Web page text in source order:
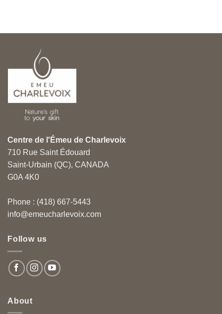
Centre de l'Émeu de Charlevoix
710 Rue Saint Édouard
Saint-Urbain (QC), CANADA
G0A 4K0
Phone : (418) 667-5443
info@emeucharlevoix.com
Follow us
About